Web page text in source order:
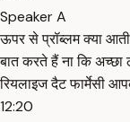
Speaker A
ऊपर से प्रॉब्लम क्या आती
बात करते हैं ना कि अच्छा
रियलाइज दैट फार्मेसी
12:20